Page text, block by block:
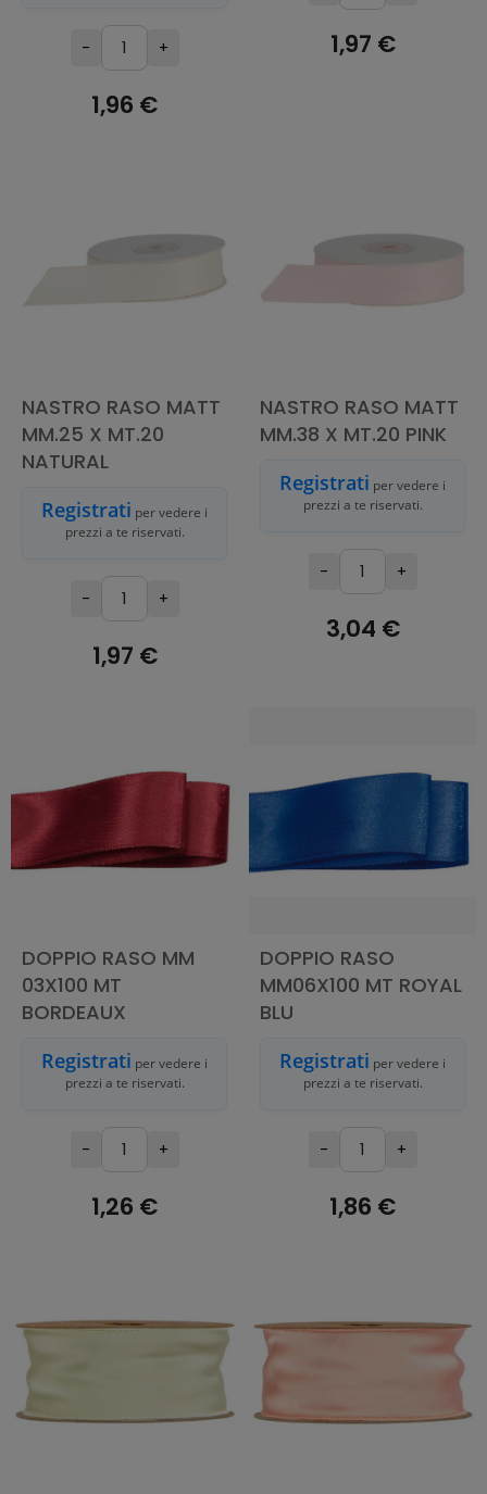
- +
1,96 €
1,97 €
NASTRO RASO MATT
MM.25 X MT.20
NATURAL
Registrati per vedere i
prezzi a te riservati.
- +
1,97 €
NASTRO RASO MATT
MM.38 X MT.20 PINK
Registrati per vedere i
prezzi a te riservati.
- +
3,04 €
DOPPIO RASO MM
03X100 MT
BORDEAUX
Registrati per vedere i
prezzi a te riservati.
- +
1,26 €
DOPPIO RASO
MM06X100 MT ROYAL
BLU
Registrati per vedere i
prezzi a te riservati.
- +
1,86 €